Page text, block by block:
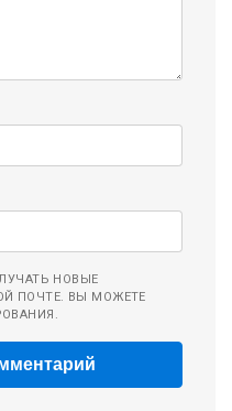
НОВЫЕ
ПОЧТЕ. ВЫ МОЖЕТЕ